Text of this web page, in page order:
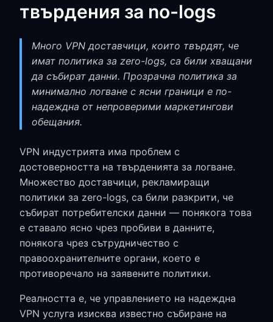
твърдения за no-logs
Много VPN доставчици, които твърдят, че
имат политика за zero-logs, са били хващани
да събират данни. Прозрачна политика за
минимално логване с ясни граници е по-
надеждна от непроверими маркетингови
обещания.
VPN индустрията има проблем с
достоверността на твърденията за логване.
Множество доставчици, рекламиращи
политики за zero-logs, са били разкрити, че
събират потребителски данни — понякога това
е ставало ясно чрез пробиви в данните,
понякога чрез сътрудничество с
правоохранителните органи, което е
противоречало на заявените политики.
Реалността е, че управлението на надеждна
VPN услуга изисква известно събиране на